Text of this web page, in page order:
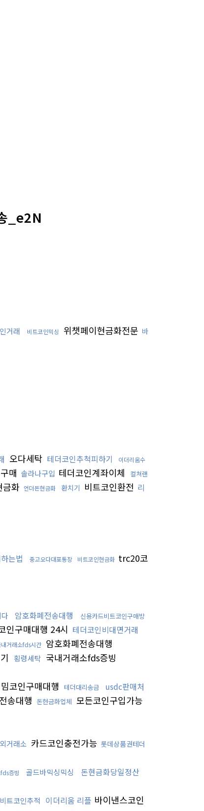
_e2N
거래 비트코인믹싱 위챗페이현금화전문 바
오다세탁 테더코인추척피하기
이더리움수
매 솔라나구입 테더코인계좌이체
컬쳐랜
금화 언더돈현금화 환치기 비트코인환전 리
는법 중고오다대포통장 비트코인현금화 trc20코
암호화폐전송대행
신용카드비트코인구매방
인구매대행 24시 테더코인비대면거래
거래소fds시간 암호화폐전송대행
횡령세탁 국내거래소fds증빙
밈코인구매대행 테더대리송금 usdc판매처
송대행 돈현금화업체 모든코인구입가능
거래소 카드코인충전가능 롯데상품권테더
증빙 골드바믹싱믹싱
돈현금화당일정산
트코인추적 이더리움 리플 바이낸스코인